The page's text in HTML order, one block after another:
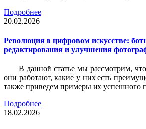
Подробнее
20.02.2026
Революция в цифровом искусстве:
редактирования и улучшения
В данной статье мы рассмотрим,
они работают, какие у них есть
также приведем примеры их успешного
Подробнее
18.02.2026